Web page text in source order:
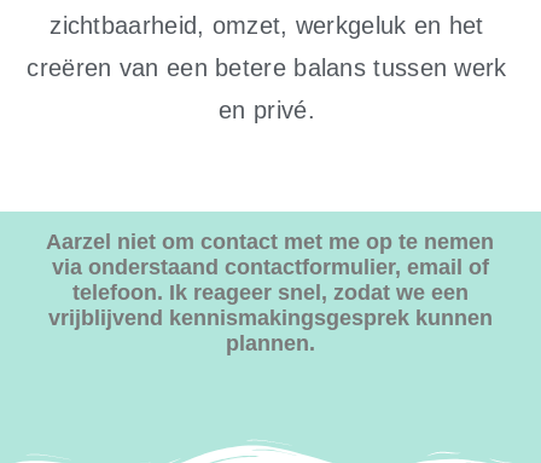
zichtbaarheid, omzet, werkgeluk en het
creëren van een betere balans tussen werk
en privé.
Aarzel niet om contact met me op te nemen
via onderstaand contactformulier, email of
telefoon. Ik reageer snel, zodat we een
vrijblijvend kennismakingsgesprek kunnen
plannen.